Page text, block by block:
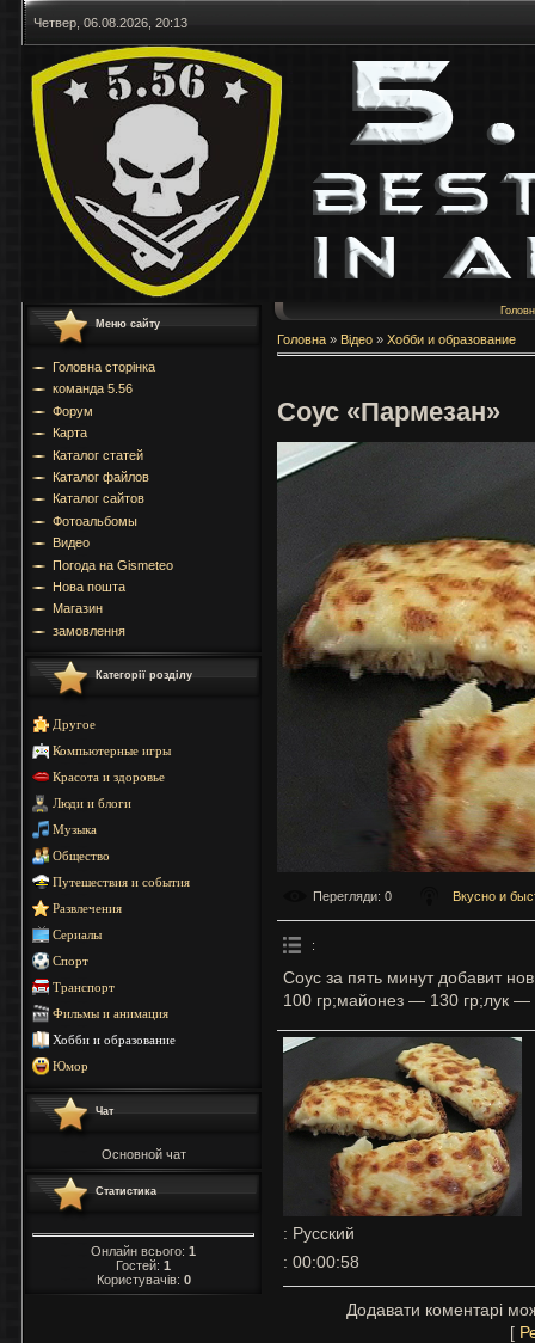
Четвер, 06.08.2026, 20:13
Меню сайту
Головна сторінка
команда 5.56
Форум
Карта
Каталог статей
Каталог файлов
Каталог сайтов
Фотоальбомы
Видео
Погода на Gismeteo
Нова пошта
Магазин
замовлення
Категорії розділу
Другое
Компьютерные игры
Красота и здоровье
Люди и блоги
Музыка
Общество
Путешествия и события
Развлечения
Сериалы
Спорт
Транспорт
Фильмы и анимация
Хобби и образование
Юмор
Чат
Основной чат
Статистика
Онлайн всього: 1
Гостей: 1
Користувачів: 0
Головна » Відео » Хобби и образование
Соус «Пармезан»
Перегляди: 0 Вкусно и
:
Соус за пять минут добавит
100 гр;майонез — 130 гр;лук —
: Русский
: 00:00:58
Додавати коментарі
[